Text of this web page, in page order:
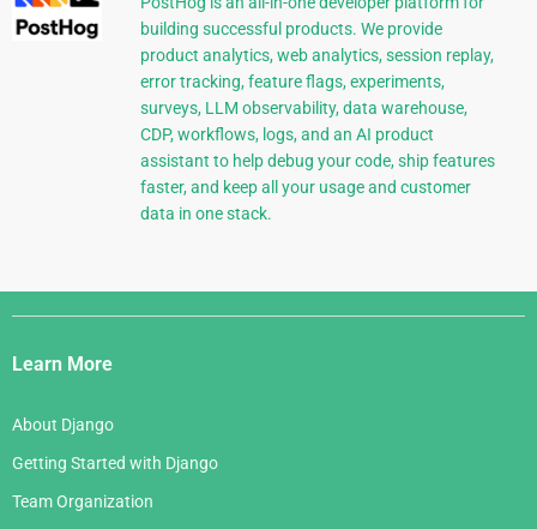
building successful products. We provide
product analytics, web analytics, session replay,
error tracking, feature flags, experiments,
surveys, LLM observability, data warehouse,
CDP, workflows, logs, and an AI product
assistant to help debug your code, ship features
faster, and keep all your usage and customer
data in one stack.
Django
Links
Learn More
About Django
Getting Started with Django
Team Organization